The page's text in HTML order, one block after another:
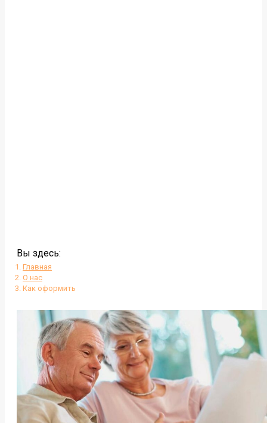
Вы здесь:
Главная
О нас
Как оформить